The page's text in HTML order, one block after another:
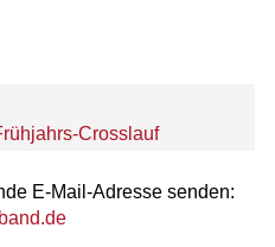
Crosslauf
E-Mail-Adresse senden: